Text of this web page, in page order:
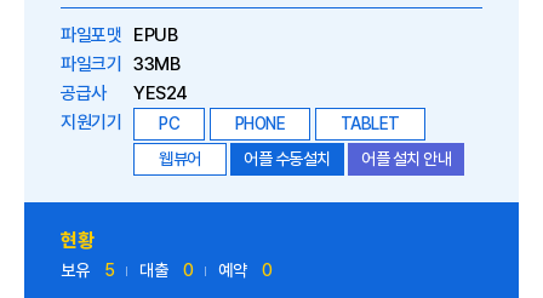
파일포맷
EPUB
파일크기
33MB
공급사
YES24
지원기기
PC PHONE
TABLET
웹뷰어
어플 수동설치 어플 설치 안내
현황
보유 5 대출 0 예약 0